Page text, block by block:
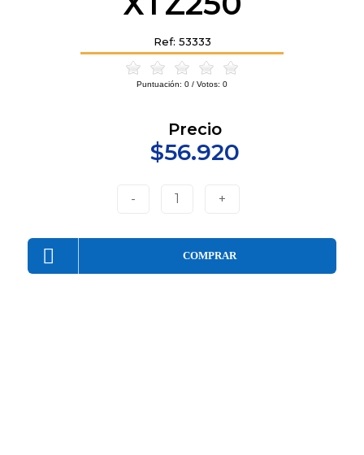
Ref: 53333
Puntuación: 0 / Votos: 0
Precio
$56.920
- 1 +
COMPRAR